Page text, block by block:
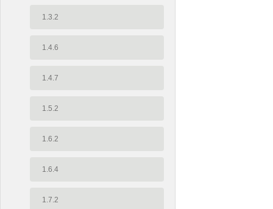
1.3.2
1.4.6
1.4.7
1.5.2
1.6.2
1.6.4
1.7.2